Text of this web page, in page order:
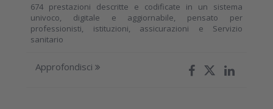
674 prestazioni descritte e codificate in un sistema
univoco, digitale e aggiornabile, pensato per
professionisti, istituzioni, assicurazioni e Servizio
sanitario
Approfondisci